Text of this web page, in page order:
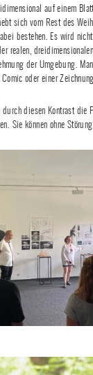
auf einem
sich vom Rest des
bestehen. Es wird
realen,
der Umgebung.
Comic oder einer Zeichnung.
durch diesen Kontrast die
Sie können ohne